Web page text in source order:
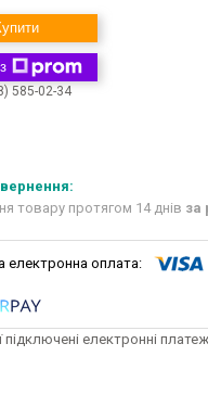
585-02-34
товару протягом 14 днів за
підключені електронні